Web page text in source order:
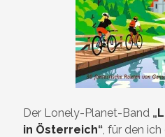
Der Lonely-Planet-Band „
in Österreich“, für den